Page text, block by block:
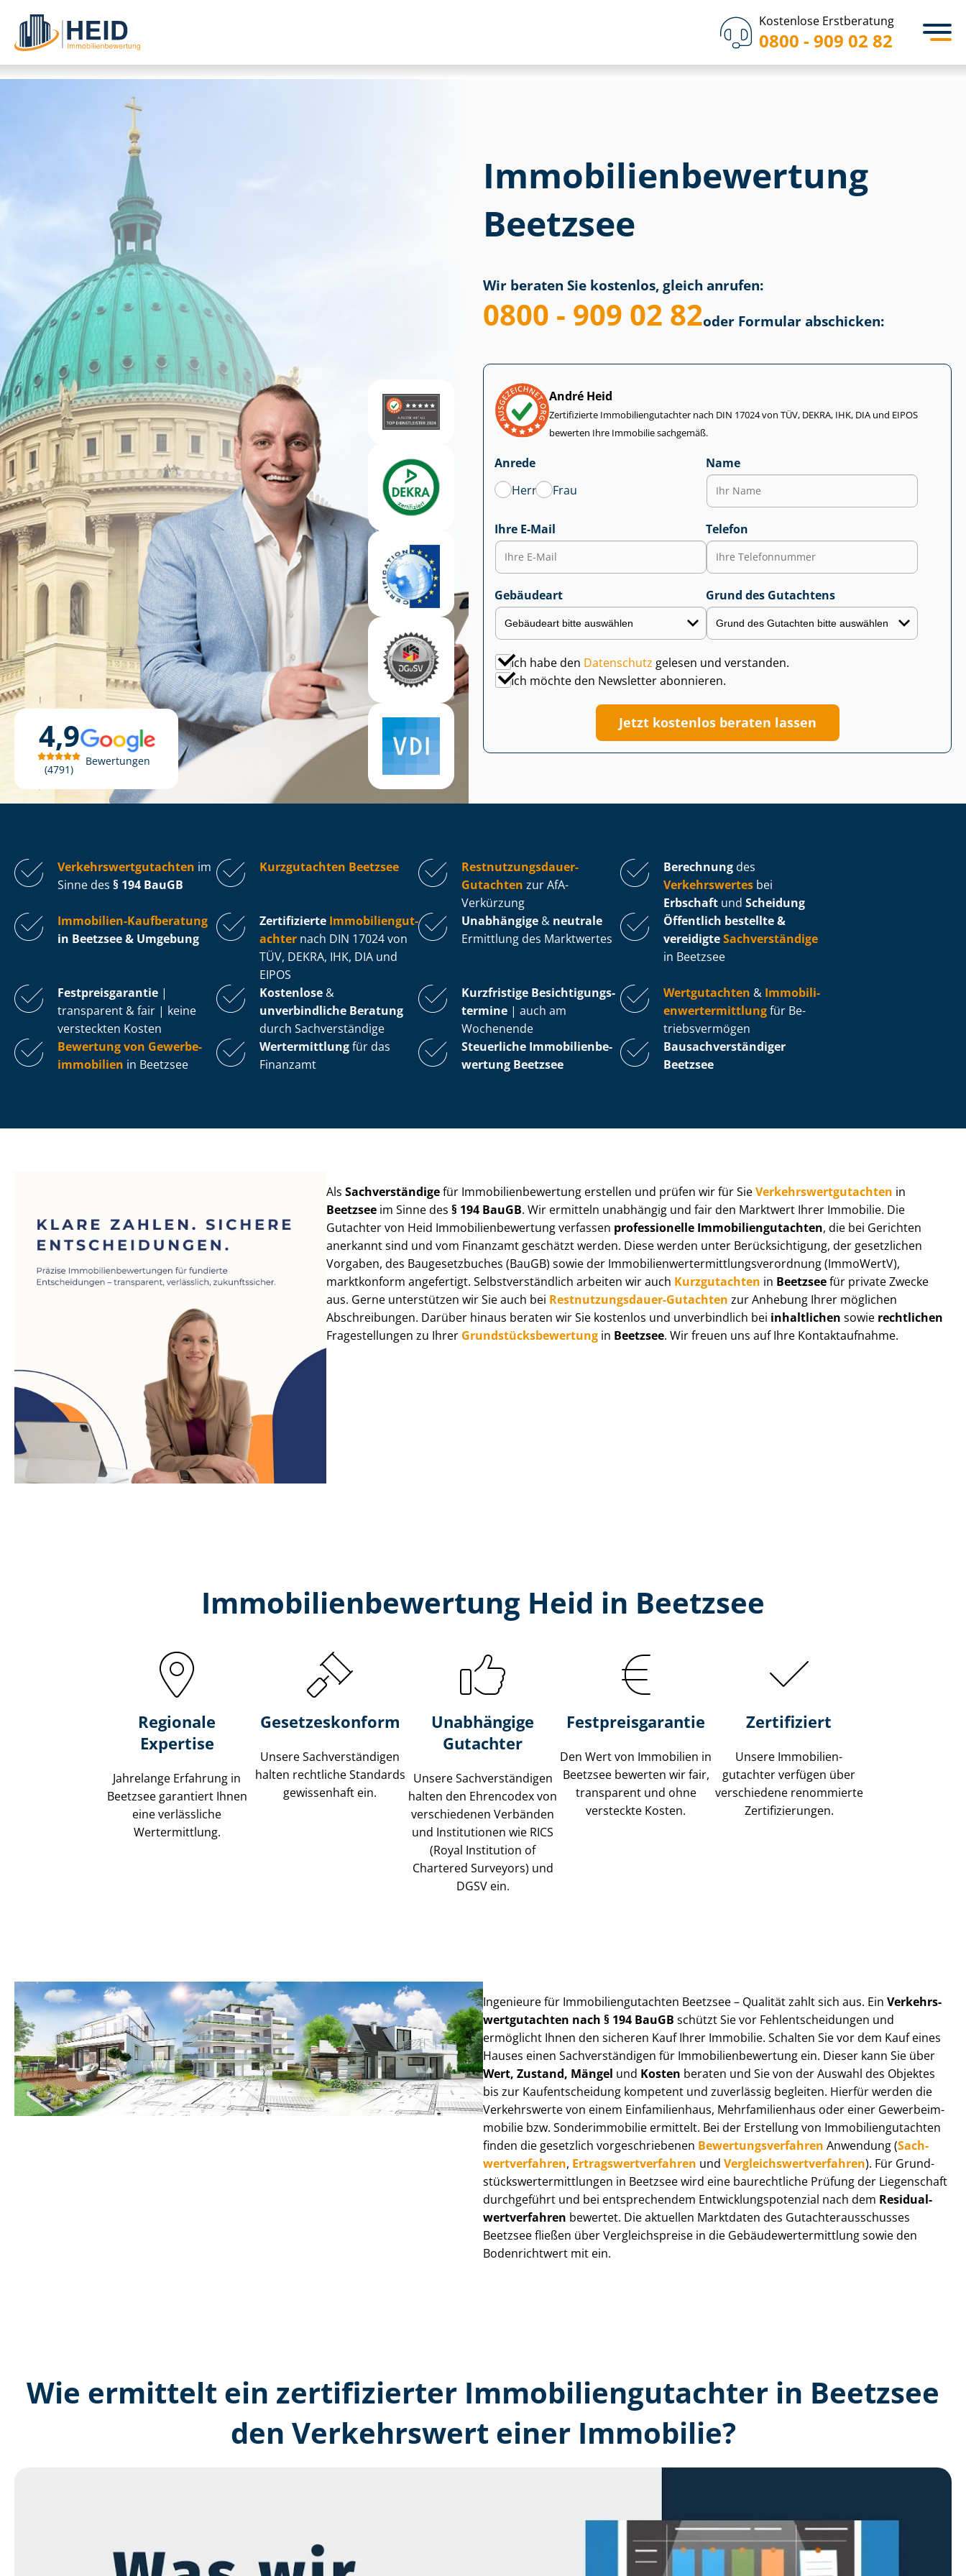
Kostenlose Erstberatung
0800 - 909 02 82
4,9
4791
Bewertungen
Immobilien­bewertung
Beetzsee
Wir beraten Sie kostenlos, gleich anrufen:
0800 - 909 02 82oder Formular abschicken:
André Heid
Zertifizierte Im­mo­bi­li­en­gut­ach­ter nach DIN 17024 von TÜV, DEKRA, IHK, DIA und EIPOS
bewerten Ihre Immobilie sachgemäß.
Anrede
Herr
Frau
Name
Ihre E-Mail Telefon
Gebäudeart Grund des Gutachtens
Ich habe den Datenschutz gelesen und verstanden.
Ich möchte den Newsletter abonnieren.
Jetzt kostenlos beraten lassen
Ver­kehrs­wert­gut­ach­ten im
Sinne des § 194 BauGB
Kurzgutachten Beetzsee
Rest­nut­zungs­dau­er-
Gutachten zur AfA-
Verkürzung
Berechnung des
Verkehrswertes bei
Erbschaft und Scheidung
Immobilien-Kaufberatung
in Beetzsee & Umgebung
Zertifizierte Im­mo­bi­li­en­gut­
ach­ter nach DIN 17024 von
TÜV, DEKRA, IHK, DIA und
EIPOS
Unabhängige & neutrale
Ermittlung des Marktwertes
Öffentlich bestellte &
vereidigteSachverständige
in Beetzsee
Fest­preis­ga­ran­tie |
transparent & fair | keine
versteckten Kosten
Kostenlose &
unverbindliche Beratung
durch Sachverständige
Kurzfristige Be­sich­ti­gungs­
ter­mi­ne | auch am
Wochenende
Wertgutachten & Im­mo­bi­li­
en­wert­ermitt­lungfür Be­
triebs­ver­mö­gen
Bewertung von Ge­wer­be­
im­mo­bi­li­en in Beetzsee
Wertermittlungfür das
Finanzamt
Steuerliche Im­mo­bi­li­en­be­
wer­tung Beetzsee
Bau­sach­ver­stän­di­ger
Beetzsee
AlsSachverständigefür Im­mo­bi­li­en­be­wer­tung erstellen und prüfen wir für SieVer­kehrs­wert­gut­ach­ten in
Beetzsee im Sinne des§ 194 BauGB. Wir ermitteln unabhängig und fair den Marktwert Ihrer Immobilie. Die
Gutachter von Heid Im­mo­bi­li­en­be­wer­tung verfassen professionelle Im­mo­bi­li­en­gut­ach­ten, die bei Gerichten
anerkannt sind und vom Finanzamt geschätzt werden. Diese werden unter Be­rück­sich­ti­gung, der gesetzlichen
Vorgaben, des Baugesetzbuches (BauGB) sowie der Im­mo­bi­li­en­wert­ermitt­lungs­ver­ord­nung (ImmoWertV),
marktkonform angefertigt. Selbst­ver­ständ­lich arbeiten wir auch Kurzgutachten in Beetzseefür private Zwecke
aus. Gerne unterstützen wir Sie auch bei Rest­nut­zungs­dau­er-Gutachten zur Anhebung Ihrer möglichen
Abschreibungen. Darüber hinaus beraten wir Sie kostenlos und unverbindlich bei inhaltlichen sowie rechtlichen
Fragestellungen zu Ihrer Grund­stücks­be­wer­tung in Beetzsee. Wir freuen uns auf Ihre Kontaktaufnahme.
Immobilien­bewertung Heid in Beetzsee
Regionale
Expertise
Jahrelange Erfahrung in
Beetzsee garantiert Ihnen
eine verlässliche
Wertermittlung.
Gesetzes­konform
Unsere Sach­ver­stän­di­gen
halten rechtliche Standards
gewissenhaft ein.
Unabhängige
Gutachter
Unsere Sach­ver­stän­di­gen
halten den Ehrencodex von
verschiedenen Verbänden
und Institutionen wie RICS
(Royal Institution of
Chartered Surveyors) und
DGSV ein.
Festpreis​garantie
Den Wert von Immobilien in
Beetzsee bewerten wir fair,
transparent und ohne
versteckte Kosten.
Zertifiziert
Unsere Immobilien­
gutachter verfügen über
verschiedene renommierte
Zer­ti­fi­zie­run­gen.
Ingenieure für Im­mo­bi­li­en­gut­ach­ten Beetzsee – Qualität zahlt sich aus. Ein Ver­kehrs­
wert­gut­ach­ten nach § 194 BauGB schützt Sie vor Fehl­ent­schei­dun­gen und
ermöglicht Ihnen den sicheren Kauf Ihrer Immobilie. Schalten Sie vor dem Kauf eines
Hauses einen Sach­ver­stän­di­gen für Im­mo­bi­li­en­be­wer­tung ein. Dieser kann Sie über
Wert, Zustand, Mängel und Kosten beraten und Sie von der Auswahl des Objektes
bis zur Kauf­ent­schei­dung kompetent und zuverlässig begleiten. Hierfür werden die
Verkehrswerte von einem Einfamilienhaus, Mehr­fa­mi­li­en­haus oder einer Ge­wer­be­im­
mo­bi­lie bzw. Sonderimmobilie ermittelt. Bei der Erstellung von Im­mo­bi­li­en­gut­ach­ten
finden die gesetzlich vor­ge­schrie­be­nen Be­wer­tungs­ver­fah­ren Anwendung (Sach­
wert­ver­fah­ren, Er­trags­wert­ver­fah­ren und Ver­gleichs­wert­ver­fah­ren). Für Grund­
stücks­wert­ermitt­lun­gen in Beetzsee wird eine baurechtliche Prüfung der Liegenschaft
durchgeführt und bei entsprechendem Ent­wick­lungs­po­ten­zi­al nach dem Re­si­du­al­
wert­ver­fah­ren bewertet. Die aktuellen Marktdaten des Gut­ach­ter­aus­schus­ses
Beetzsee fließen über Ver­gleichs­prei­se in die Ge­bäu­de­wert­ermitt­lung sowie den
Bodenrichtwert mit ein.
Wie ermittelt ein zertifizierter Immobilien­gutachter in Beetzsee
den Verkehrswert einer Immobilie?